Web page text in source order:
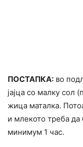
ПОСТАПКА: во
јајца со малку
жица маталка.
и млекото треба да
минимум 1 час.